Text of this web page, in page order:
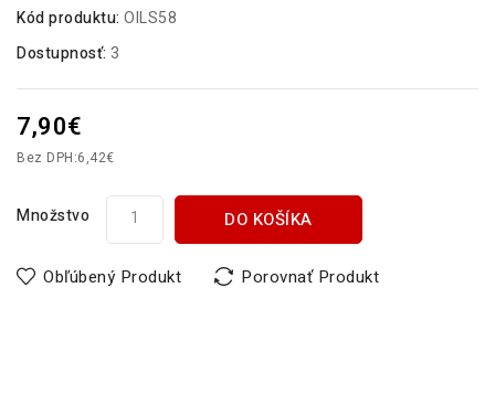
Kód produktu: OILS58
Dostupnosť: 3
7,90€
Bez DPH:6,42€
Množstvo DO KOŠÍKA
Obľúbený Produkt Porovnať Produkt